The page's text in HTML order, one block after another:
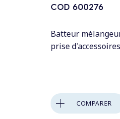
COD 600276
Batteur
prise
COMPARER